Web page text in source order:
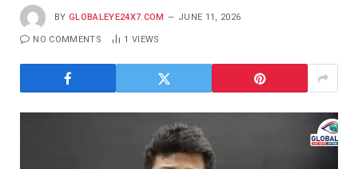
BY GLOBALEYE24X7.COM JUNE 11, 2026
NO COMMENTS 1 VIEWS